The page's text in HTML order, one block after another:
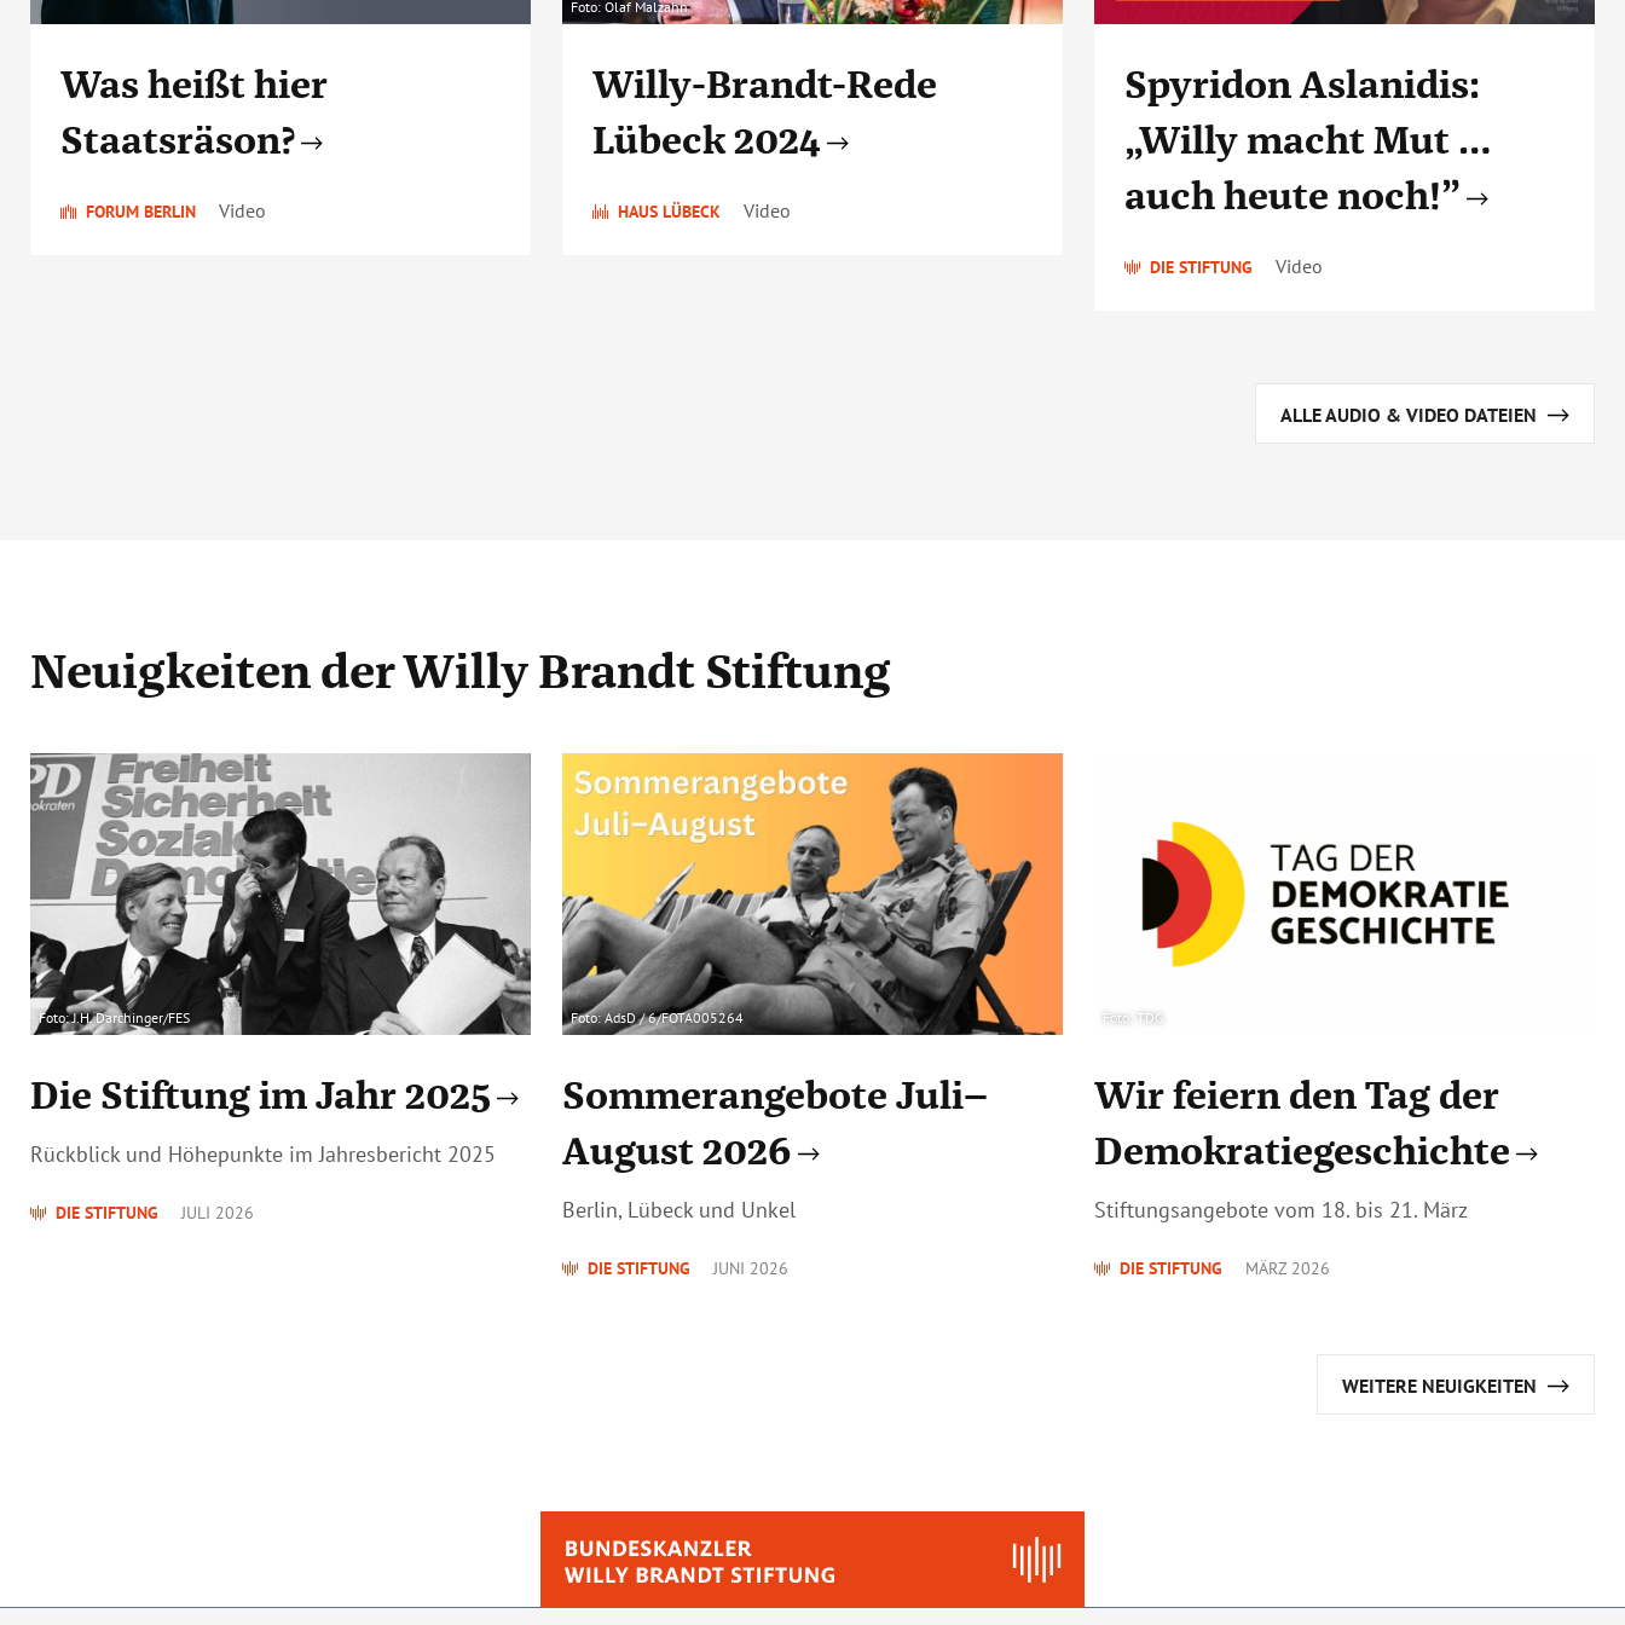
Was heißt hier
Staatsräson?
FORUM BERLIN Video
Foto: Olaf Malzahn
Willy-Brandt-Rede
Lübeck 2024
HAUS LÜBECK Video
Spyridon Aslanidis:
„Willy macht Mut …
auch heute noch!”
DIE STIFTUNG Video
ALLE AUDIO & VIDEO DATEIEN
Neuigkeitender Willy Brandt Stiftung
Foto: J.H. Darchinger/FES
Die Stiftung im Jahr 2025
Rückblick und Höhepunkte im Jahresbericht 2025
DIE STIFTUNG JULI 2026
Foto: AdsD / 6/FOTA005264
Sommerangebote Juli–
August 2026
Berlin, Lübeck und Unkel
DIE STIFTUNG JUNI 2026
Foto: TDG
Wir feiern den Tag der
Demokratiegeschichte
Stiftungsangebote vom 18. bis 21. März
DIE STIFTUNG MÄRZ 2026
WEITERE NEUIGKEITEN